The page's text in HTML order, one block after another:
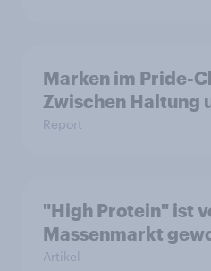
Marken im Pride-
Zwischen Haltung
Report
"High Protein" ist
Massenmarkt
Artikel